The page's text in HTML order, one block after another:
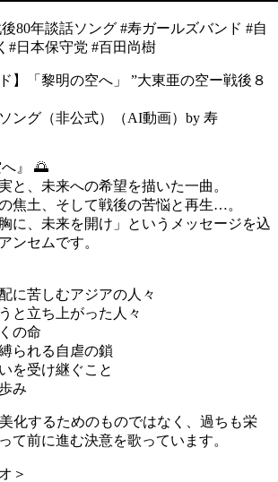
80年談話ソング #寿ガールズバンド #自
#日本保守党 #百田尚樹
】「黎明の空へ」 ”大東亜の空ー戦後８
ング（非公式）（AI動画）by 寿
』 🌅
と、未来への希望を描いた一曲。
焦土、そして戦後の苦悩と再生…。
に、未来を開け」というメッセージを込
ンセムです。
に苦しむアジアの人々
と立ち上がった人々
の命
られる自虐の鎖
を受け継ぐこと
み
化するためのものではなく、過ちも栄
て前に進む決意を歌っています。
＞